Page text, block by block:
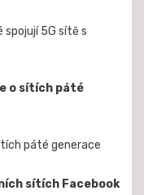
o sítích páté
sítích Facebook